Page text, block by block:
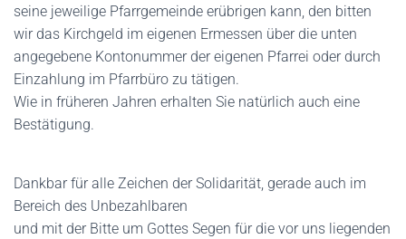
seine jeweilige Pfarrgemeinde erübrigen kann, den bitten
wir das Kirchgeld im eigenen Ermessen über die unten
angegebene Kontonummer der eigenen Pfarrei oder durch
Einzahlung im Pfarrbüro zu tätigen.
Wie in früheren Jahren erhalten Sie natürlich auch eine
Bestätigung.
Dankbar für alle Zeichen der Solidarität, gerade auch im
Bereich des Unbezahlbaren
und mit der Bitte um Gottes Segen für die vor uns liegenden